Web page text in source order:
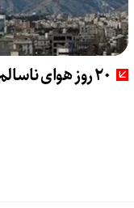
20 روز هوای ناسالم در تهران